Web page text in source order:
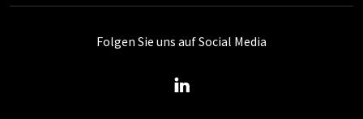
Folgen Sie uns auf Social Media